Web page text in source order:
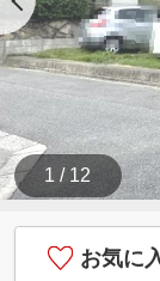
1 / 12
お気に